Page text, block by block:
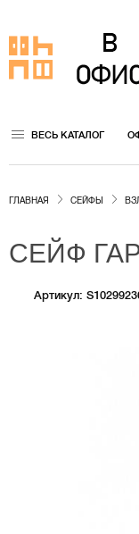
ВЕСЬ КАТАЛОГ
ГЛАВНАЯ СЕЙФЫ
СЕЙФ
Артикул: